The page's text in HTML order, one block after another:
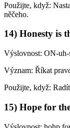
Použijte, když:
něčeho.
14) Honesty is
Výslovnost: ON-uh-
Význam: Říkat
Použijte, když:
15) Hope for